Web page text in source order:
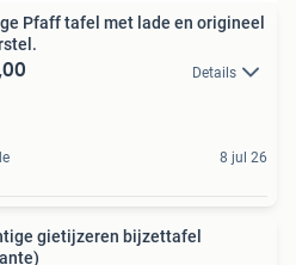
Pfaff tafel met lade en origineel
Details
8 jul 26
gietijzeren bijzettafel